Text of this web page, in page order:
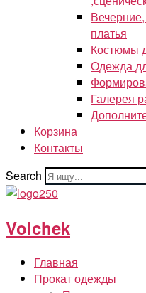
платья
Костюмы
Одежда
Галерея
Корзина
Контакты
Search
Volchek
Главная
Прокат одежды